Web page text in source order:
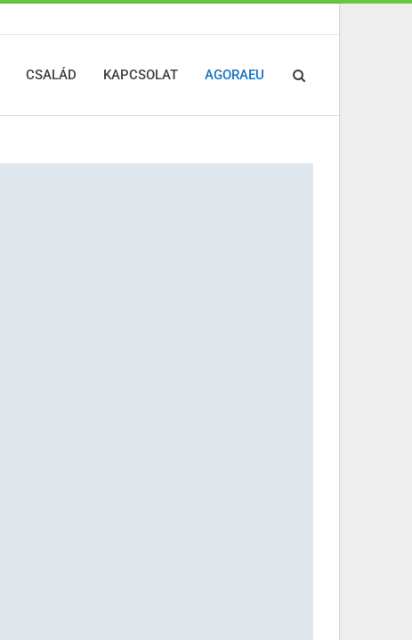
CSALÁD KAPCSOLAT AGORAEU